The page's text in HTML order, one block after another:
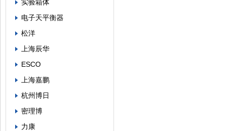
实验箱体
电子天平衡器
松洋
上海辰华
ESCO
上海嘉鹏
杭州博日
密理博
力康